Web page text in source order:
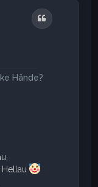
Hände?
Zitat
Hellau